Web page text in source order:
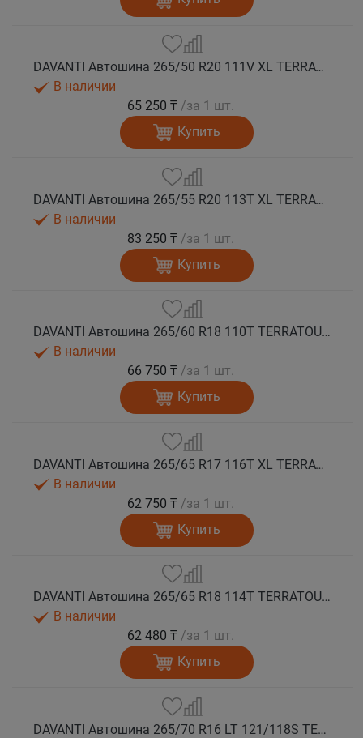
DAVANTI Автошина 265/50 R20 111V XL TERRATOURA A/T RWL RPR M+S
В наличии
65 250 ₸ /за 1 шт.
Купить
DAVANTI Автошина 265/55 R20 113T XL TERRATOURA A/T RWL RPR M+S
В наличии
83 250 ₸ /за 1 шт.
Купить
DAVANTI Автошина 265/60 R18 110T TERRATOURA A/T RBL RPR M+S
В наличии
66 750 ₸ /за 1 шт.
Купить
DAVANTI Автошина 265/65 R17 116T XL TERRATOURA A/T RBL RPR M+S
В наличии
62 750 ₸ /за 1 шт.
Купить
DAVANTI Автошина 265/65 R18 114T TERRATOURA A/T RBL RPR M+S
В наличии
62 480 ₸ /за 1 шт.
Купить
DAVANTI Автошина 265/70 R16 LT 121/118S TERRATOURA A/T RWL 10PR RPR M+S